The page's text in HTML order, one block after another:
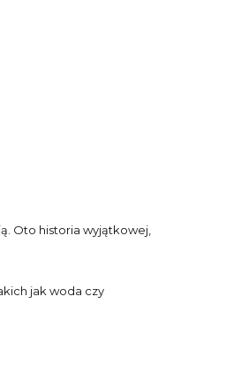
Oto historia wyjątkowej,
jak woda czy